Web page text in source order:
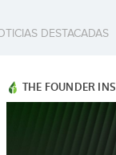
DESTACADAS